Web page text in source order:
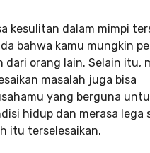
kesulitan dalam mimpi
bahwa kamu mungkin
dari orang lain. Selain itu,
masalah juga bisa
yang berguna
hidup dan merasa lega
itu terselesaikan.